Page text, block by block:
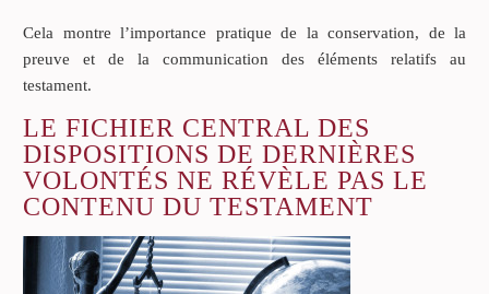
Cela montre l’importance pratique de la conservation, de la
preuve et de la communication des éléments relatifs au
testament.
LE FICHIER CENTRAL DES
DISPOSITIONS DE DERNIÈRES
VOLONTÉS NE RÉVÈLE PAS LE
CONTENU DU TESTAMENT